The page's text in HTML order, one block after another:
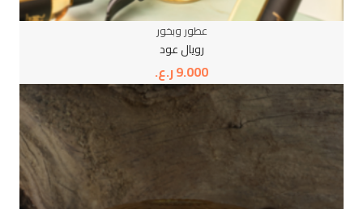
عطور وبخور
رويال عود
9.000ر.ع.